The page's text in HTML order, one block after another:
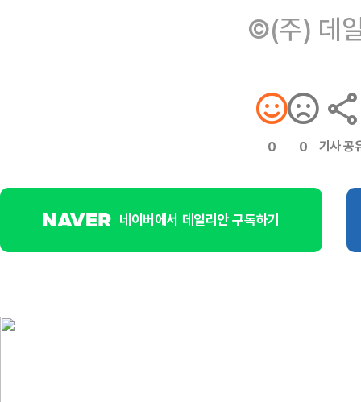
©(주) 데
0 0 기사 공
네이버에서 데일리안 구독하기